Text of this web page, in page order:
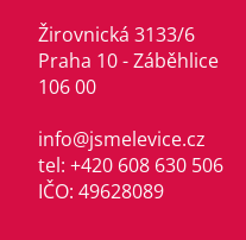
Žirovnická 3133/6
Praha 10 - Záběhlice
106 00
info@jsmelevice.cz
tel: +420 608 630 506
IČO: 49628089